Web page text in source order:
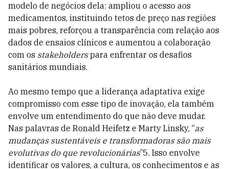
modelo de negócios dela: ampliou o acesso aos
medicamentos, instituindo tetos de preço nas regiões
mais pobres, reforçou a transparência com relação aos
dados de ensaios clínicos e aumentou a colaboração
com os stakeholderspara enfrentar os desafios
sanitários mundiais.
Ao mesmo tempo que a liderança adaptativa exige
compromisso com esse tipo de inovação, ela também
envolve um entendimento do que não deve mudar.
Nas palavras de Ronald Heifetz e Marty Linsky, “as
mudanças sustentáveis e transformadoras são mais
evolutivas do que revolucionárias”5. Isso envolve
identificar os valores, a cultura, os conhecimentos e as